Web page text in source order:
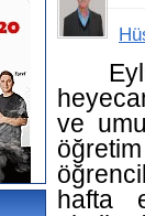
ve
hafta